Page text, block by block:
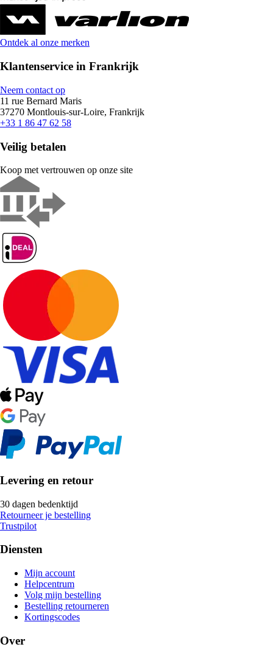
Ontdek al onze merken
Klantenservice in Frankrijk
Neem contact op
11 rue Bernard Maris
37270 Montlouis-sur-Loire, Frankrijk
+33 1 86 47 62 58
Veilig betalen
Koop met vertrouwen op onze site
Levering en retour
30 dagen bedenktijd
Retourneer je bestelling
Trustpilot
Diensten
Mijn account
Helpcentrum
Volg mijn bestelling
Bestelling retourneren
Kortingscodes
Over